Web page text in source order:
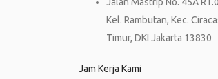
Kel. Rambutan, Kec.
Timur, DKI Jakarta 13830
Jam Kerja Kami